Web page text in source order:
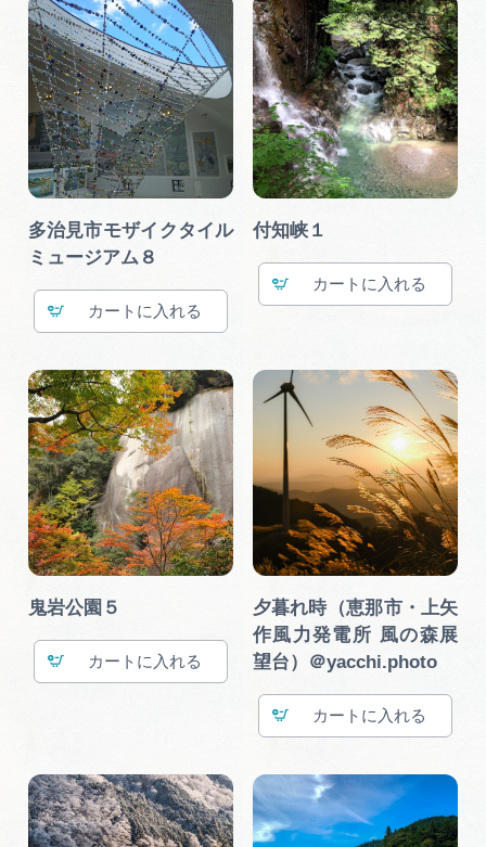
多治見市モザイクタイル
ミュージアム８
カート
付知峡１
カート
鬼岩公園５
カート
夕暮れ時（恵那市・上矢
作風力発電所 風の森展
望台）＠yacchi.photo
カート